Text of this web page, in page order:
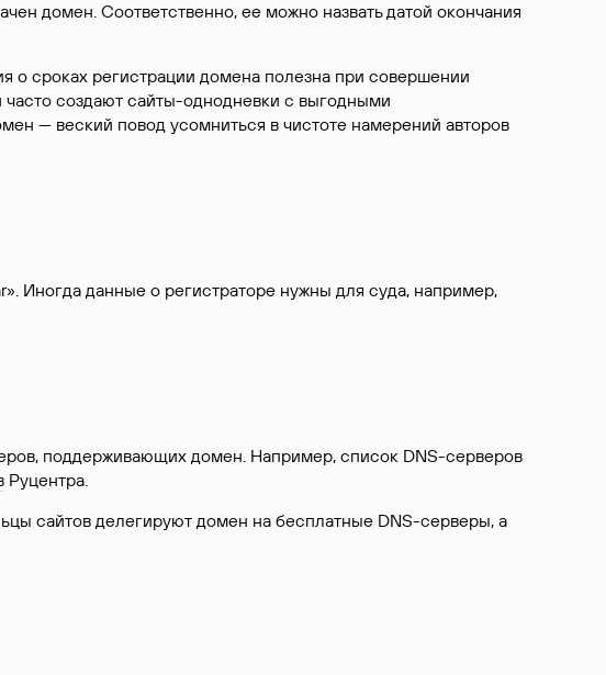
домен. Соответственно, ее можно назвать датой окончания
о сроках регистрации домена полезна при совершении
создают сайты-однодневки с выгодными
— веский повод усомниться в чистоте намерений авторов
Иногда данные о регистраторе нужны для суда, например,
поддерживающих домен. Например, список DNS-серверов
Руцентра.
сайтов делегируют домен на бесплатные DNS-серверы, а